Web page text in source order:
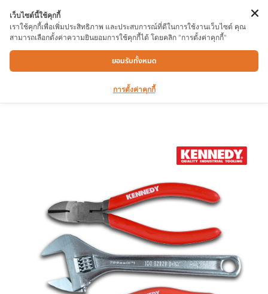
คีมชุด KEN5589820K 3 PCE
เว็บไซต์นี้ใช้คุกกี้
เราใช้คุกกี้เพื่อเพิ่มประสิทธิภาพ และประสบการณ์ที่ดีในการใช้งานเว็บไซต์ คุณ
สามารถเลือกตั้งค่าความยินยอมการใช้คุกกี้ได้ โดยคลิก "การตั้งค่าคุกกี้"
ยอมรับทั้งหมด
การตั้งค่าคุกกี้